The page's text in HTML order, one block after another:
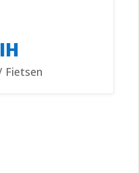
Fietsen